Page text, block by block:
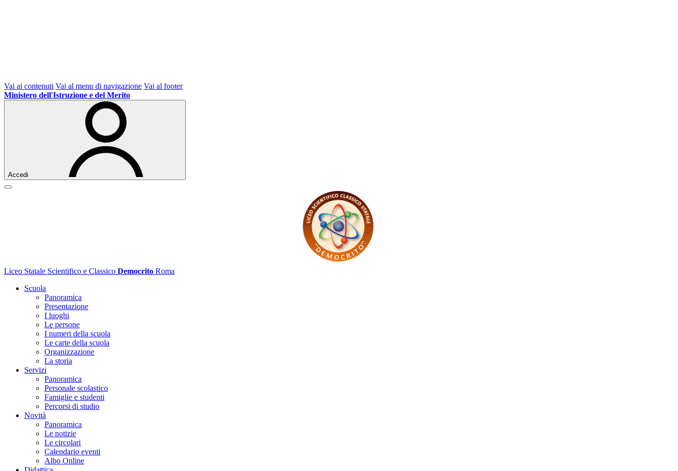
Vai ai contenuti Vai al menu di navigazione Vai al footer
Ministero dell'Istruzione e del Merito
Accedi
Liceo Statale Scientifico e Classico Democrito Roma
Scuola
Panoramica
Presentazione
I luoghi
Le persone
I numeri della scuola
Le carte della scuola
Organizzazione
La storia
Servizi
Panoramica
Personale scolastico
Famiglie e studenti
Percorsi di studio
Novità
Panoramica
Le notizie
Le circolari
Calendario eventi
Albo Online